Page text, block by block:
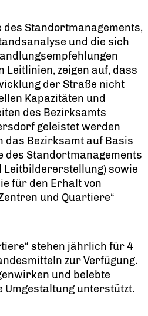
Standortmanagements,
und die sich
Leitlinien, zeigen auf, dass
der Straße nicht
Kapazitäten und
des Bezirksamts
geleistet werden
das Bezirksamt auf Basis
Standortmanagements
Leitbildererstellung) sowie
für den Erhalt von
und Quartiere“
stehen jährlich für 4
zur Verfügung.
und belebte
unterstützt.